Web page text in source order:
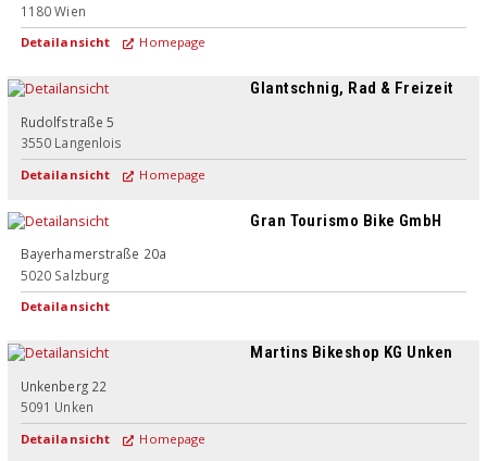
1180 Wien
Detailansicht Homepage
Glantschnig, Rad & Freizeit
Rudolfstraße 5
3550 Langenlois
Detailansicht Homepage
Gran Tourismo Bike GmbH
Bayerhamerstraße 20a
5020 Salzburg
Detailansicht
Martins Bikeshop KG Unken
Unkenberg 22
5091 Unken
Detailansicht Homepage